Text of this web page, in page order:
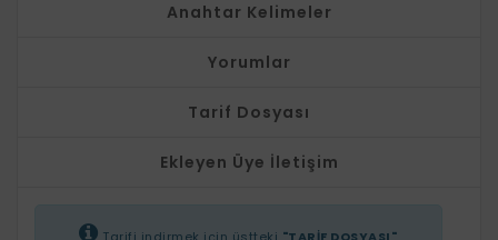
Anahtar Kelimeler
Yorumlar
Tarif Dosyası
Ekleyen Üye İletişim